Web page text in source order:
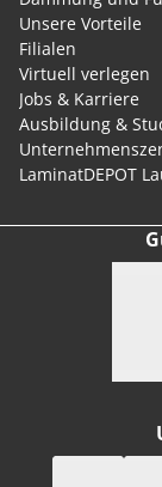
Unsere Vorteile
Filialen
Virtuell verlegen
Jobs & Karriere
Ausbildung &
LaminatDEPOT